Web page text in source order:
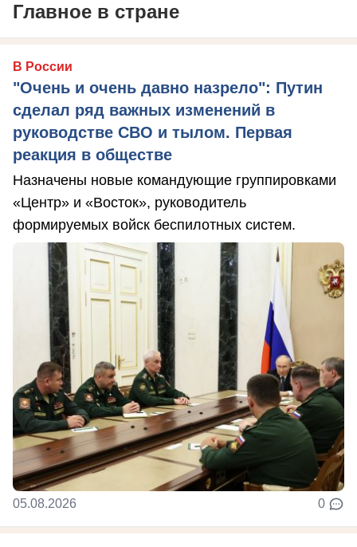
Главное в стране
В России
"Очень и очень давно назрело": Путин
сделал ряд важных изменений в
руководстве СВО и тылом. Первая
реакция в обществе
Назначены новые командующие группировками
«Центр» и «Восток», руководитель
формируемых войск беспилотных систем.
05.08.2026 0